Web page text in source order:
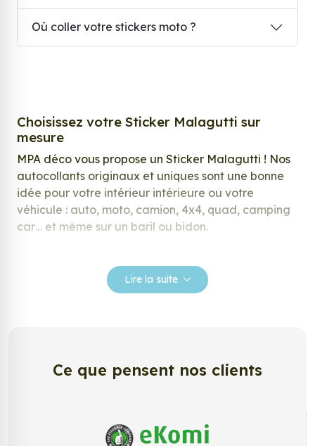
Où coller votre stickers moto ?
Choisissez votre Sticker Malagutti sur
mesure
MPA déco vous propose un Sticker Malagutti ! Nos
autocollants originaux et uniques sont une bonne
idée pour votre intérieur intérieure ou votre
véhicule : auto, moto, camion, 4x4, quad, camping
car… et même sur un baril ou bidon.
répondre à vos attentes, laissez vous inspirer parmi
notre large gamme de stickers.
aussi connus sous le nom d’autocollant, d’adhésifs
Lire la suite
Ce que pensent nos clients